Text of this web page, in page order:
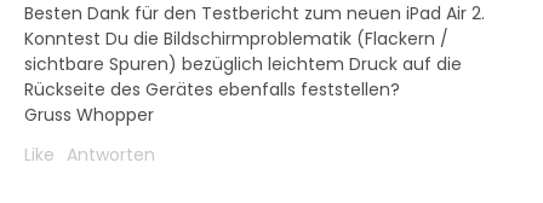
Besten Dank für den Testbericht zum neuen iPad Air 2.
Konntest Du die Bildschirmproblematik (Flackern /
sichtbare Spuren) bezüglich leichtem Druck auf die
Rückseite des Gerätes ebenfalls feststellen?
Gruss Whopper
Like Antworten